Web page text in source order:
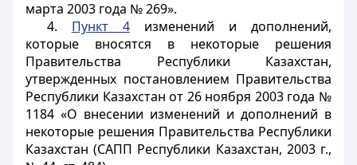
марта 2003 года № 269».
4. Пункт 4 изменений и дополнений,
которые вносятся в некоторые решения
Правительства Республики Казахстан,
утвержденных постановлением Правительства
Республики Казахстан от 26 ноября 2003 года №
1184 «О внесении изменений и дополнений в
некоторые решения Правительства Республики
Казахстан (САПП Республики Казахстан, 2003 г.,